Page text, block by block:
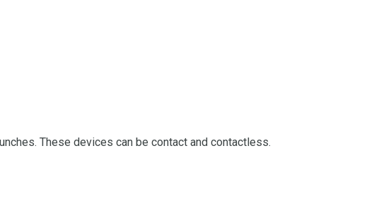
These devices can be contact and contactless.